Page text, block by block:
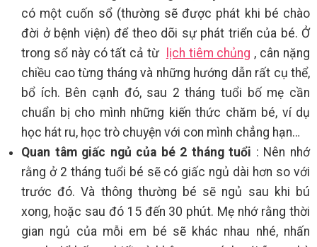
có một cuốn sổ (thường sẽ được phát khi bé chào
đời ở bệnh viện) để theo dõi sự phát triển của bé. Ở
trong sổ này có tất cả từ
lịch tiêm chủng , cân nặng
chiều cao từng tháng và những hướng dẫn rất cụ thể,
bổ ích. Bên cạnh đó, sau 2 tháng tuổi bố mẹ cần
chuẩn bị cho mình những kiến thức chăm bé, ví dụ
học hát ru, học trò chuyện với con mình chẳng hạn…
Quan tâm giấc ngủ của bé 2 tháng tuổi : Nên nhớ
rằng ở 2 tháng tuổi bé sẽ có giấc ngủ dài hơn so với
trước đó. Và thông thường bé sẽ ngủ sau khi bú
xong, hoặc sau đó 15 đến 30 phút. Mẹ nhớ rằng thời
gian ngủ của mỗi em bé sẽ khác nhau nhé, nhấn